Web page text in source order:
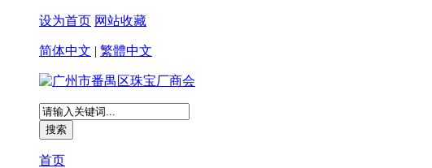
设为首页 网站收藏
简体中文 | 繁體中文
首页